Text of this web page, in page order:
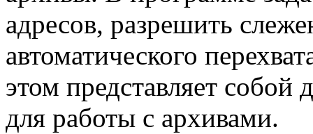
адресов, разрешить
автоматического
этом представляет
для работы с архивами.